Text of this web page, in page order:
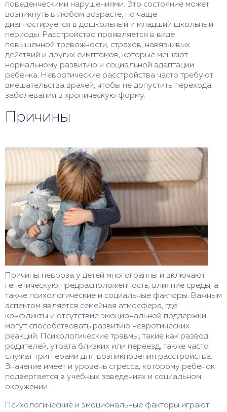
поведенческими нарушениями. Это состояние может
возникнуть в любом возрасте, но чаще
диагностируется в дошкольный и младший школьный
периоды. Расстройство проявляется в виде
повышенной тревожности, страхов, навязчивых
действий и других симптомов, которые мешают
нормальному развитию и социальной адаптации
ребенка. Невротические расстройства часто требуют
вмешательства врачей, чтобы не допустить перехода
заболевания в хроническую форму.
Причины
Причины невроза у детей многогранны и включают
генетическую предрасположенность, влияние среды, а
также психологические и социальные факторы. Важным
аспектом является семейная атмосфера, где
конфликты и отсутствие эмоциональной поддержки
могут способствовать развитию невротических
реакций. Психологические травмы, такие как развод
родителей, утрата близких или переезд, также часто
служат триггерами для возникновения расстройства.
Значение имеет и уровень стресса, которому ребенок
подвергается в учебных заведениях и социальном
окружении.
Психологические и эмоциональные факторы играют